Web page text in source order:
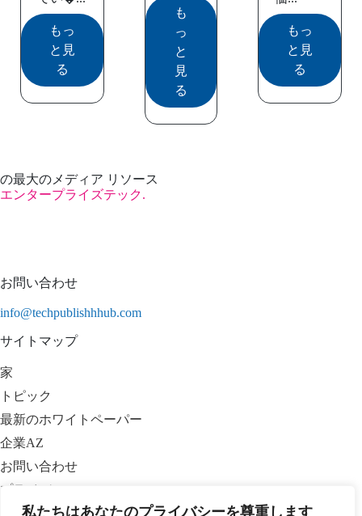
私たちはあなたのプライバシーを尊重します
もっ
と見
る
こ...
も
っ
と
見
る
もっ
と見
る
の最大のメディア リソース
エンタープライズテック.
お問い合わせ
info@techpublishhhub.com
サイトマップ
家
トピック
最新のホワイトペーパー
企業AZ
お問い合わせ
プライバシー